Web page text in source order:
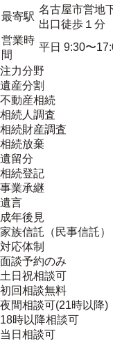
最寄駅
名古屋市営地
出口徒歩１分
営業時
間
平日 9:30〜
注力分野
遺産分割
不動産相続
相続人調査
相続財産調査
相続放棄
遺留分
相続登記
事業承継
遺言
成年後見
家族信託（民事信託）
対応体制
面談予約のみ
土日祝相談可
初回相談無料
夜間相談可(21時以降)
18時以降相談可
当日相談可